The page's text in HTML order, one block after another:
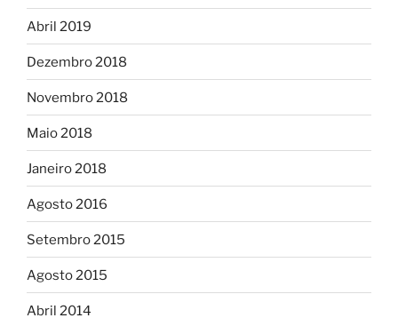
Abril 2019
Dezembro 2018
Novembro 2018
Maio 2018
Janeiro 2018
Agosto 2016
Setembro 2015
Agosto 2015
Abril 2014